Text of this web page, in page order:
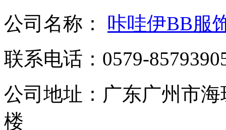
公司名称： 咔哇伊BB服
联系电话： 0579-
公司地址： 广东广州市
楼